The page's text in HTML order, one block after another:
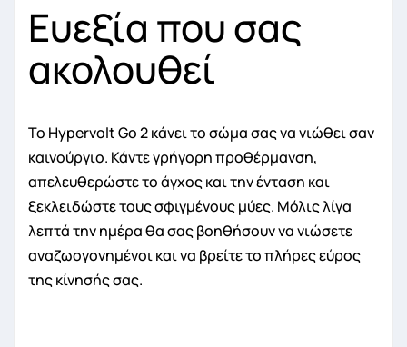
Ευεξία που σας
ακολουθεί
Το Hypervolt Go 2 κάνει το σώμα σας να νιώθει σαν
καινούργιο. Κάντε γρήγορη προθέρμανση,
απελευθερώστε το άγχος και την ένταση και
ξεκλειδώστε τους σφιγμένους μύες. Μόλις λίγα
λεπτά την ημέρα θα σας βοηθήσουν να νιώσετε
αναζωογονημένοι και να βρείτε το πλήρες εύρος
της κίνησής σας.